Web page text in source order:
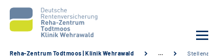
Reha-Zentrum Todtmoos | Klinik Wehrawald …